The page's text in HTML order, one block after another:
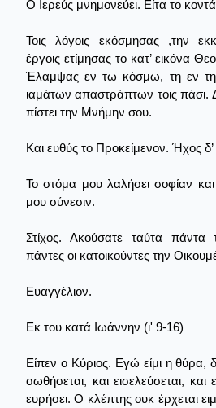
Ο Ιερεύς μνημονεύει. Είτα το
Τοις λόγοις εκόσμησας ,την
έργοις ετίμησας το κατ’ εικόνα
Έλαμψας εν τω κόσμω, τη εν
ιαμάτων απαστράπτων τοις πάσι.
πίστει την Μνήμην σου.
Και ευθύς το Προκείμενον. Ήχος δ’
Το στόμα μου λαλήσει σοφίαν
μου σύνεσιν.
Στίχος. Ακούσατε ταύτα πάντα
πάντες οι κατοικούντες την
Ευαγγέλιον.
Εκ του κατά Ιωάννην (ι' 9-16)
Είπεν ο Κύριος. Εγώ είμι η θύρα,
σωθήσεται, και εισελεύσεται, και
ευρήσει. Ο κλέπτης ουκ έρχεται